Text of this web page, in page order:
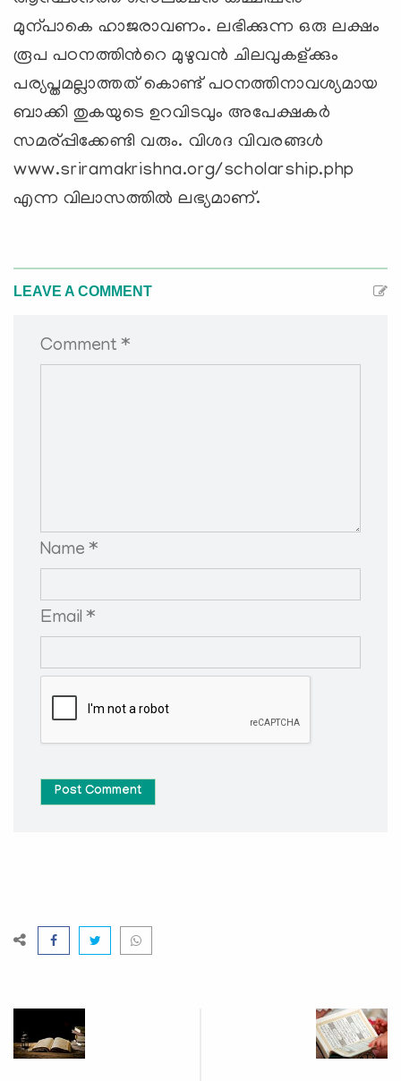
മുന്പാകെ ഹാജരാവണം. ലഭിക്കുന്ന ഒരു ലക്ഷം
രൂപ പഠനത്തി‍ന്‍റെ മുഴുവന്‍ ചിലവുകള്ക്കും
പര്യപ്തമല്ലാത്തത് കൊണ്ട് പഠനത്തിനാവശ്യമായ
ബാക്കി തുകയുടെ ഉറവിടവും അപേക്ഷകര്‍
സമര്പ്പിക്കേണ്ടി വരും. വിശദ വിവരങ്ങള്‍
www.sriramakrishna.org/scholarship.php
എന്ന വിലാസത്തില്‍ ലഭ്യമാണ്.
LEAVE A COMMENT
Comment *
Name *
Email *
Post Comment